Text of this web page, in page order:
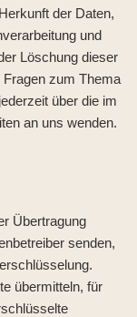
der Daten,
und
Löschung dieser
zum Thema
über die im
an uns wenden.
Übertragung
senden,
übermitteln, für